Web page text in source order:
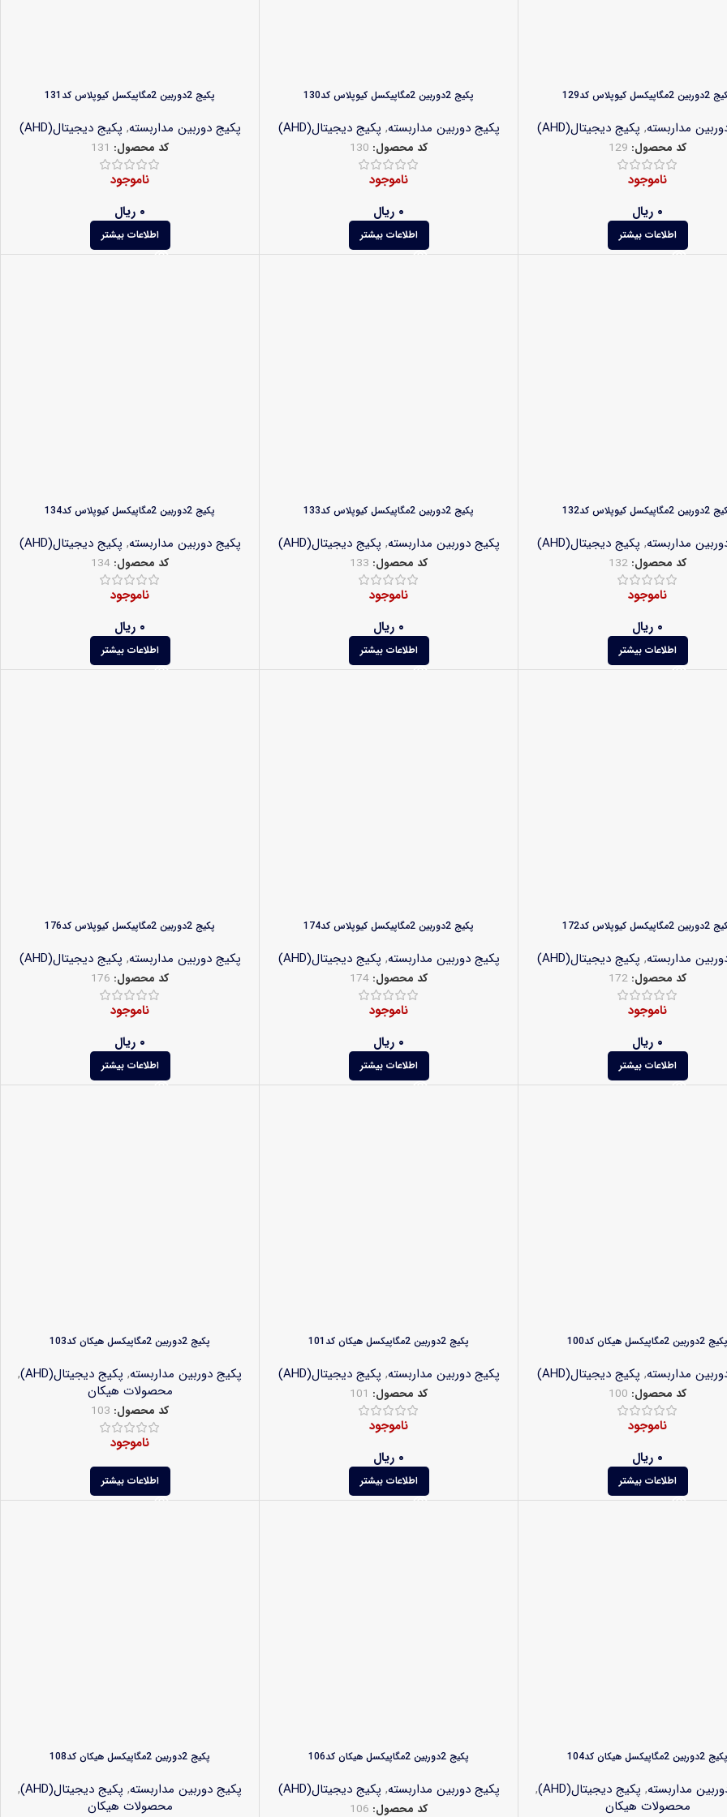
کیوپلاس کد129
مداربسته, پکیج دیجیتال(AHD)
کد محصول: 129
ناموجود
۰ ریال
اطلاعات بیشتر
پکیج 2دوربین 2مگاپیکسل کیوپلاس کد130
پکیج دوربین مداربسته, پکیج دیجیتال(AHD)
کد محصول: 130
ناموجود
۰ ریال
اطلاعات بیشتر
پکیج 2دوربین 2مگاپیکسل کیوپلاس کد131
پکیج دوربین مداربسته, پکیج دیجیتال(AHD)
کد محصول: 131
ناموجود
۰ ریال
اطلاعات بیشتر
کیوپلاس کد132
مداربسته, پکیج دیجیتال(AHD)
کد محصول: 132
ناموجود
۰ ریال
اطلاعات بیشتر
پکیج 2دوربین 2مگاپیکسل کیوپلاس کد133
پکیج دوربین مداربسته, پکیج دیجیتال(AHD)
کد محصول: 133
ناموجود
۰ ریال
اطلاعات بیشتر
پکیج 2دوربین 2مگاپیکسل کیوپلاس کد134
پکیج دوربین مداربسته, پکیج دیجیتال(AHD)
کد محصول: 134
ناموجود
۰ ریال
اطلاعات بیشتر
کیوپلاس کد172
مداربسته, پکیج دیجیتال(AHD)
کد محصول: 172
ناموجود
۰ ریال
اطلاعات بیشتر
پکیج 2دوربین 2مگاپیکسل کیوپلاس کد174
پکیج دوربین مداربسته, پکیج دیجیتال(AHD)
کد محصول: 174
ناموجود
۰ ریال
اطلاعات بیشتر
پکیج 2دوربین 2مگاپیکسل کیوپلاس کد176
پکیج دوربین مداربسته, پکیج دیجیتال(AHD)
کد محصول: 176
ناموجود
۰ ریال
اطلاعات بیشتر
پکیج 2دوربین 2مگاپیکسل هیکان کد100
مداربسته, پکیج دیجیتال(AHD)
کد محصول: 100
ناموجود
۰ ریال
اطلاعات بیشتر
پکیج 2دوربین 2مگاپیکسل هیکان کد101
پکیج دوربین مداربسته, پکیج دیجیتال(AHD)
کد محصول: 101
ناموجود
۰ ریال
اطلاعات بیشتر
پکیج 2دوربین 2مگاپیکسل هیکان کد103
پکیج دوربین مداربسته, پکیج دیجیتال(AHD)
,
محصولات هیکان
کد محصول: 103
ناموجود
اطلاعات بیشتر
پکیج 2دوربین 2مگاپیکسل هیکان کد104
مداربسته, پکیج دیجیتال(AHD)
,
محصولات هیکان
پکیج 2دوربین 2مگاپیکسل هیکان کد106
پکیج دوربین مداربسته, پکیج دیجیتال(AHD)
کد محصول: 106
پکیج 2دوربین 2مگاپیکسل هیکان کد108
پکیج دوربین مداربسته, پکیج دیجیتال(AHD)
,
محصولات هیکان